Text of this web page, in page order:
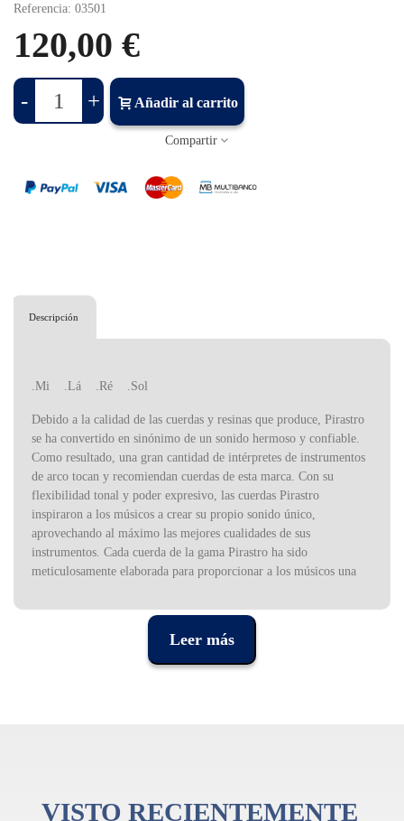
Referencia: 03501
120,00 €
- + Añadir al carrito
Compartir
Descripción
.Mi .Lá .Ré .Sol
Debido a la calidad de las cuerdas y resinas que produce, Pirastro
se ha convertido en sinónimo de un sonido hermoso y confiable.
Como resultado, una gran cantidad de intérpretes de instrumentos
de arco tocan y recomiendan cuerdas de esta marca. Con su
flexibilidad tonal y poder expresivo, las cuerdas Pirastro
inspiraron a los músicos a crear su propio sonido único,
aprovechando al máximo las mejores cualidades de sus
instrumentos. Cada cuerda de la gama Pirastro ha sido
meticulosamente elaborada para proporcionar a los músicos una
Leer más
VISTO RECIENTEMENTE